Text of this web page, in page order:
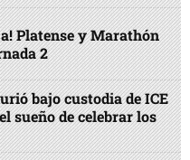
Platense y Marathón
2
bajo custodia de ICE
sueño de celebrar los